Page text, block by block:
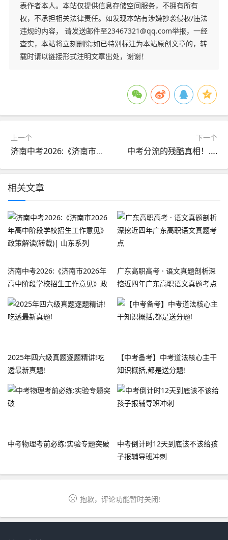
表作者本人。本站仅提供信息存储空间服务，不拥有所有
权，不承担相关法律责任。如发现本站有涉嫌抄袭侵权/违法
违规的内容， 请发送邮件至23467321@qq.com举报，一经
查实，本站将立刻删除;如已特别标注为本站原创文章的，转
载时请以链接形式注明文章出处，谢谢！
上一个
济南中考2026:《济南市2026年高中阶段学校招生工作意见》政策解读(转载)| 山东系列
下一个
中考分流的残酷真相！….
相关文章
济南中考2026:《济南市2026年
高中阶段学校招生工作意见》政
策解读(转载)| 山东系列
广东高职高考 · 语文真题剖析深
挖近四年广东高职语文真题考点
2025年四六级真题逐题精讲!吃
透最新真题!
【中考备考】中考道法核心主干
知识概括,都是送分题!
中考物理考前必练:实验专题突破
中考倒计时12天到底该不该给孩
子报辅导班冲刺
抱歉，评论功能暂时关闭!